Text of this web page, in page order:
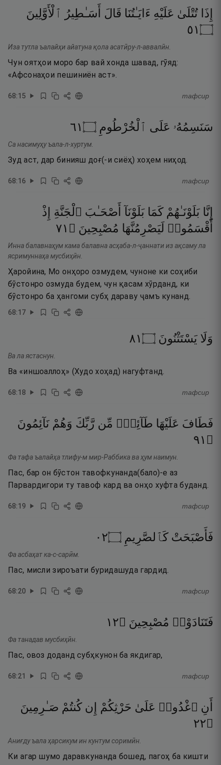
إِذَا تُتْلَىٰ عَلَيْهِ ءَايَـٰتُنَا قَالَ أَسَـٰطِيرُ ٱلْأَوَّلِينَ
۝١٥
Иза тутла ъалайҳи айатуна қола асатӣру-л-аввалӣн.
Чун оятҳои моро бар вай хонда шавад, гӯяд:
«Афсонаҳои пешиниён аст».
68:15 тафсир
سَنَسِمُهُۥ عَلَى ٱلْخُرْطُومِ ۝١٦
Са насимуҳу ъала-л-хуртум.
Зуд аст, дар бинияш доғ(-и сиёҳ) хоҳем ниҳод.
68:16 тафсир
إِنَّا بَلَوْنَـٰهُمْ كَمَا بَلَوْنَآ أَصْحَـٰبَ ٱلْجَنَّةِ إِذْ
أَقْسَمُوا۟ لَيَصْرِمُنَّهَا مُصْبِحِينَ ۝ ١٧
Инна балавнаҳум кама балавна асҳаба-л-ҷаннати из ақсаму ла
ясримуннаҳа мусбиҳӣн.
Ҳаройина, Мо онҳоро озмудем, чуноне ки соҳиби
бӯстонро озмуда будем, чун қасам хӯрданд, ки
бӯстонро ба ҳангоми субҳ дараву ҷамъ кунанд.
68:17
وَلَا يَسْتَثْنُونَ ۝١٨
Ва ла ястаснун.
Ва «иншоаллоҳ» (Худо хоҳад) нагуфтанд.
68:18 тафсир
فَطَافَ عَلَيْهَا طَآئِفٌۭ مِّن رَّبِّكَ وَهُمْ نَآئِمُونَ
۝ ١٩
Фа тафа ъалайҳа тлифу-м мир-Раббика ва ҳум наимун.
Пас, бар он бӯстон тавофкунанда(бало)-е аз
Парвардигори ту тавоф кард ва онҳо хуфта буданд.
68:19 тафсир
فَأَصْبَحَتْ كَٱلصَّرِيمِ ۝٢٠
Фа асбаҳат ка-с-сарӣм.
Пас, мисли зироъати буридашуда гардид.
68:20 тафсир
فَتَنَادَوْا۟ مُصْبِحِينَ ۝٢١
Фа танадав мусбиҳӣн.
Пас, овоз доданд субҳкунон ба якдигар,
68:21 тафсир
أَنِ ٱغْدُوا۟ عَلَىٰ حَرْثِكُمْ إِن كُنتُمْ صَـٰرِمِينَ
۝٢٢
Аниғду ъала ҳарсикум ин кунтум соримӣн.
Ки агар шумо даравкунанда бошед, пагоҳ ба кишти